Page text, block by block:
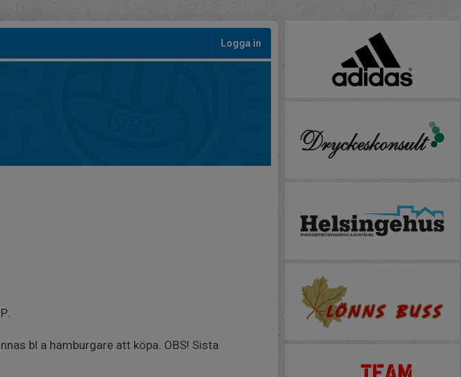
Logga in
bl a hamburgare att köpa. OBS! Sista